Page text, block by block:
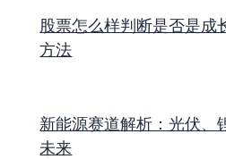
股票怎么样判断是否是成
方法
新能源赛道解析：光伏、
未来